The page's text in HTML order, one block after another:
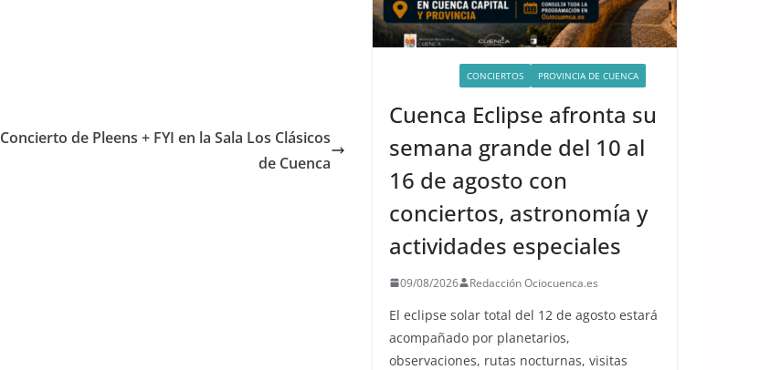
Concierto de Pleens + FYI en la Sala Los Clásicos
de Cuenca
CONCIERTOS PROVINCIA DE CUENCA
Cuenca Eclipse afronta su
semana grande del 10 al
16 de agosto con
conciertos, astronomía y
actividades especiales
09/08/2026 Redacción Ociocuenca.es
El eclipse solar total del 12 de agosto estará
acompañado por planetarios,
observaciones, rutas nocturnas, visitas